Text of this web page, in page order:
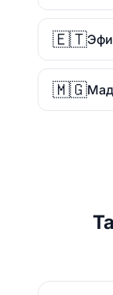
🇪🇹
🇲🇬